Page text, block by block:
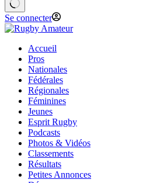
Se connecter
Accueil
Pros
Nationales
Fédérales
Régionales
Féminines
Jeunes
Esprit Rugby
Podcasts
Photos & Vidéos
Classements
Résultats
Petites Annonces